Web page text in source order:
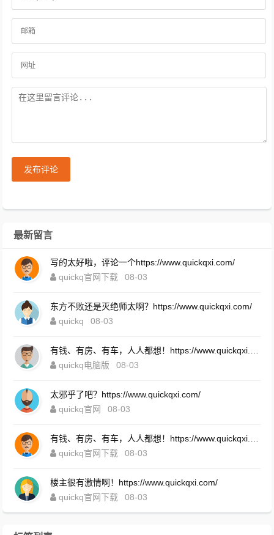
发布评论
最新留言
写的太好啦，评论一个https://www.quickqxi.com/
quickq官网下载
08-03
东方不败还是灭绝师太啊？https://www.quickqxi.com/
quickq
08-03
quickq电脑版
08-03
太邪乎了吧？https://www.quickqxi.com/
quickq官网
08-03
quickq官网下载
08-03
楼主很有激情啊！https://www.quickqxi.com/
quickq官网下载
08-03